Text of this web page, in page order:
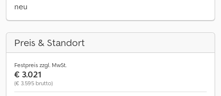
neu
Preis & Standort
Festpreis zzgl. MwSt.
€ 3.021
(€ 3.595 brutto)